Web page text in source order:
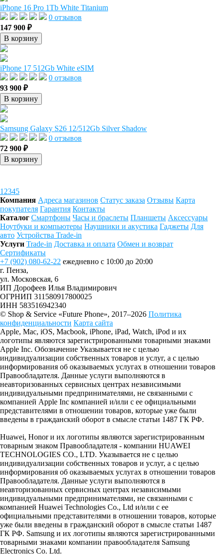
iPhone 16 Pro 1Tb White Titanium
0 отзывов
147 900 ₽
В корзину
iPhone 17 512Gb White eSIM
0 отзывов
93 900 ₽
В корзину
Samsung Galaxy S26 12/512Gb Silver Shadow
0 отзывов
72 900 ₽
В корзину
1 2345
Компания Адреса магазинов Статус заказа Отзывы Карта
покупателя Гарантия Контакты
Каталог Смартфоны Часы и браслеты Планшеты Аксессуары
Ноутбуки и компьютеры Наушники и акустика Гаджеты Для
авто Устройства Trade-in
Услуги Trade-in Доставка и оплата Обмен и возврат
Сертификаты
+7 (902) 080-62-22 ежедневно с 10:00 до 20:00
г. Пенза,
ул. Московская, 6
ИП Дорофеев Илья Владимирович
ОГРНИП 311580917800025
ИНН 583516942340
© Shop & Service «Future Phone», 2017–2026 Политика
конфиденциальности Карта сайта
Apple, Mac, iOS, Macbook, iPhone, iPad, Watch, iPod и их
логотипы являются зарегистрированными товарными знаками
Apple Inc. Обозначение Указывается не с целью
индивидуализации собственных товаров и услуг, а с целью
информирования об оказываемых услугах в отношении товаров
Правообладателя. Данные услуги выполняются в
неавторизованных сервисных центрах независимыми
индивидуальными предпринимателями, не связанными с
компанией Apple Inc компанией и/или с ее официальными
представителями в отношении товаров, которые уже были
введены в гражданский оборот в смысле статьи 1487 ГК РФ.
Huawei, Honor и их логотипы являются зарегистрированным
товарным знаком Правообладателя - компании HUAWEI
TECHNOLOGIES CO., LTD. Указывается не с целью
индивидуализации собственных товаров и услуг, а с целью
информирования об оказываемых услугах в отношении товаров
Правообладателя. Данные услуги выполняются в
неавторизованных сервисных центрах независимыми
индивидуальными предпринимателями, не связанными с
компанией Huawei Technologies Co., Ltd и/или с ее
официальными представителями в отношении товаров, которые
уже были введены в гражданский оборот в смысле статьи 1487
ГК РФ. Samsung и их логотипы являются зарегистрированными
товарными знаками компании правообладателя Samsung
Electronics Co. Ltd.